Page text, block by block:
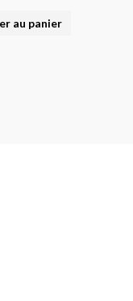
au panier